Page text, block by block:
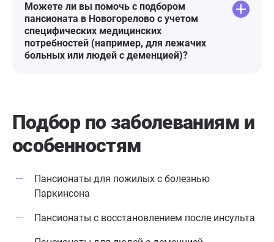
Можете ли вы помочь с подбором
пансионата в Новогорелово с учетом
специфических медицинских
потребностей (например, для лежачих
больных или людей с деменцией)?
Подбор по заболеваниям и
особенностям
Пансионаты для пожилых с болезнью
Паркинсона
Пансионаты с восстановлением после инсульта